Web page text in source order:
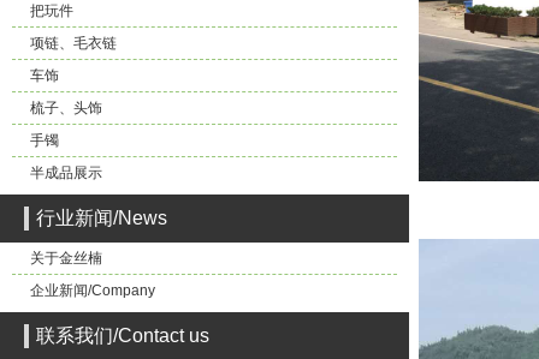
把玩件
项链、毛衣链
车饰
梳子、头饰
手镯
半成品展示
行业新闻/News
关于金丝楠
企业新闻/Company
联系我们/Contact us